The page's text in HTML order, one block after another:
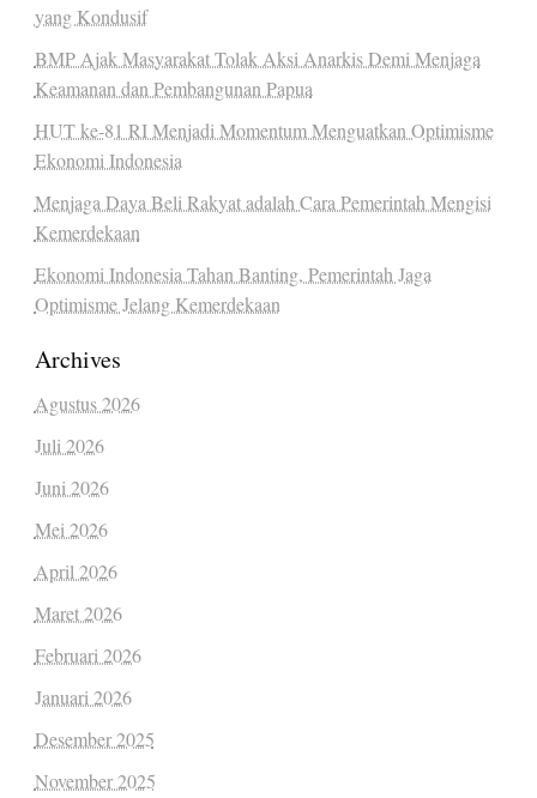
yang Kondusif
BMP Ajak Masyarakat Tolak Aksi Anarkis Demi Menjaga
Keamanan dan Pembangunan Papua
HUT ke-81 RI Menjadi Momentum Menguatkan Optimisme
Ekonomi Indonesia
Menjaga Daya Beli Rakyat adalah Cara Pemerintah Mengisi
Kemerdekaan
Ekonomi Indonesia Tahan Banting, Pemerintah Jaga
Optimisme Jelang Kemerdekaan
Archives
Agustus 2026
Juli 2026
Juni 2026
Mei 2026
April 2026
Maret 2026
Februari 2026
Januari 2026
Desember 2025
November 2025